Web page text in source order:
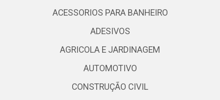
ACESSORIOS PARA BANHEIRO
ADESIVOS
AGRICOLA E JARDINAGEM
AUTOMOTIVO
CONSTRUÇÃO CIVIL